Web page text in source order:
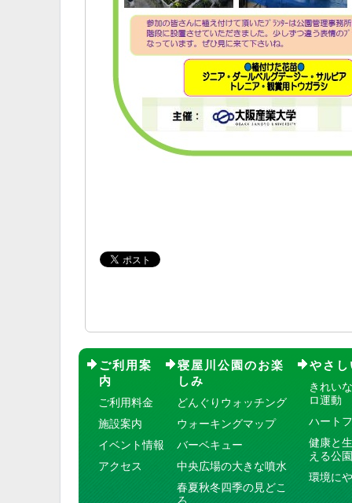
ご利用案
内
ご利用料金
施設案内
イベント情報
アクセス
寝屋川公園のお楽
しみ
どんぐりウォッチング
ウォーキングマップ
バーベキュー
中央広場の大きな噴水
春夏秋冬四季の見どこ
やさ
きれい
ロ運動
ハート
健康と
える公園
環境に